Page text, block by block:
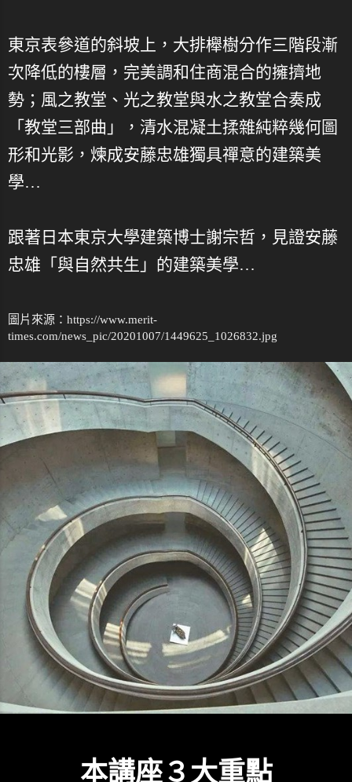
東京表參道的斜坡上，大排櫸樹分作三階段漸
次降低的樓層，完美調和住商混合的擁擠地
勢；風之教堂、光之教堂與水之教堂合奏成
「教堂三部曲」，清水混凝土揉雜純粹幾何圖
形和光影，煉成安藤忠雄獨具禪意的建築美
學…
跟著日本東京大學建築博士謝宗哲，見證安藤
忠雄「與自然共生」的建築美學…
圖片來源：https://www.merit-
times.com/news_pic/20201007/1449625_1026832.jpg
本講座３大重點